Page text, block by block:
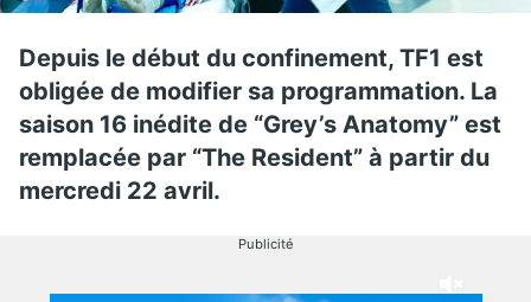
Depuis le début du confinement, TF1 est
obligée de modifier sa programmation. La
saison 16 inédite de “Grey’s Anatomy” est
remplacée par “The Resident” à partir du
mercredi 22 avril.
Publicité